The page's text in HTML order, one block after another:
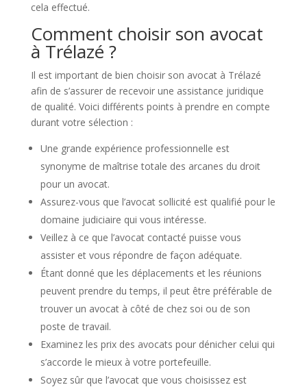
cela effectué.
Comment choisir son avocat
à Trélazé ?
Il est important de bien choisir son avocat à Trélazé
afin de s’assurer de recevoir une assistance juridique
de qualité. Voici différents points à prendre en compte
durant votre sélection :
Une grande expérience professionnelle est
synonyme de maîtrise totale des arcanes du droit
pour un avocat.
Assurez-vous que l’avocat sollicité est qualifié pour le
domaine judiciaire qui vous intéresse.
Veillez à ce que l’avocat contacté puisse vous
assister et vous répondre de façon adéquate.
Étant donné que les déplacements et les réunions
peuvent prendre du temps, il peut être préférable de
trouver un avocat à côté de chez soi ou de son
poste de travail.
Examinez les prix des avocats pour dénicher celui qui
s’accorde le mieux à votre portefeuille.
Soyez sûr que l’avocat que vous choisissez est